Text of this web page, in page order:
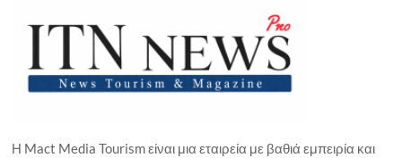
Η Mact Media Tourism είναι μια εταιρεία με βαθιά εμπειρία και